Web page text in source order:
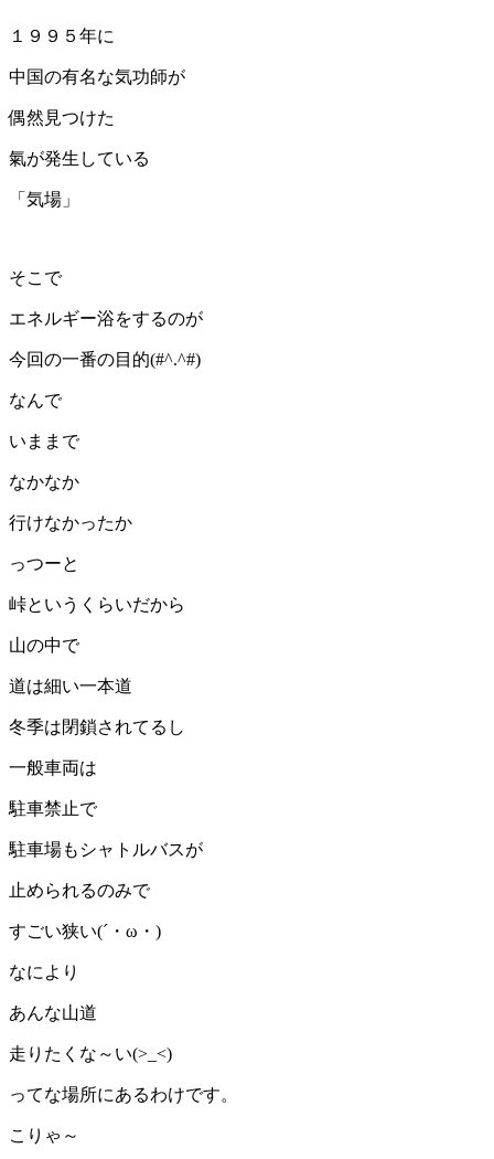
１９９５年に
中国の有名な気功師が
偶然見つけた
氣が発生している
「気場」
そこで
エネルギー浴をするのが
今回の一番の目的(#^.^#)
なんで
いままで
なかなか
行けなかったか
っつーと
峠というくらいだから
山の中で
道は細い一本道
冬季は閉鎖されてるし
一般車両は
駐車禁止で
駐車場もシャトルバスが
止められるのみで
すごい狭い(´・ω・)
なにより
あんな山道
走りたくな～い(>_<)
ってな場所にあるわけです。
こりゃ～